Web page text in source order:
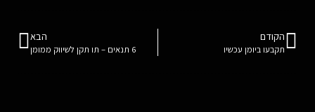
הקודם
תקבעו ביומן עכשיו
הבא
6 תנאים – תו תקן לשיווק ממומן